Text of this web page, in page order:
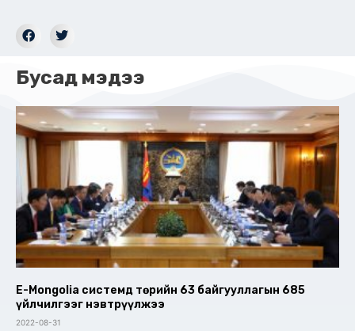
Бусад мэдээ
E-Mongolia системд төрийн 63 байгууллагын 685
үйлчилгээг нэвтрүүлжээ
2022-08-31